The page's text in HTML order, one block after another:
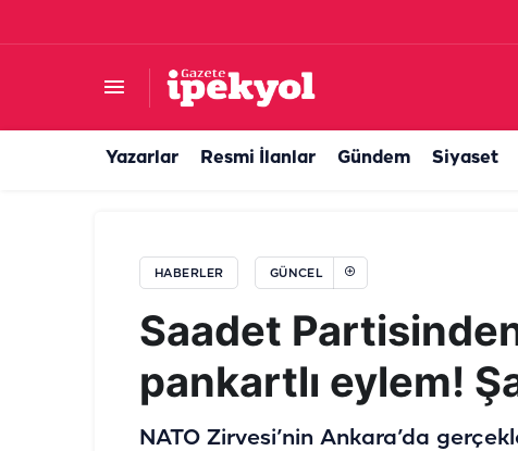
Yazarlar Resmi İlanlar Gündem Siyaset
HABERLER GÜNCEL
Saadet
pankartlı eylem!
NATO Zirvesi’nin Ankara’da